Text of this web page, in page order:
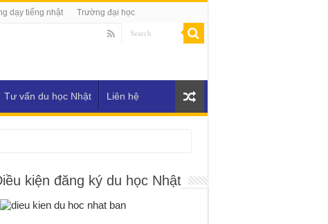
dạy tiếng nhật Trường đại học
Tư vấn du học Nhật Liên hệ
kiện đăng ký du học Nhật